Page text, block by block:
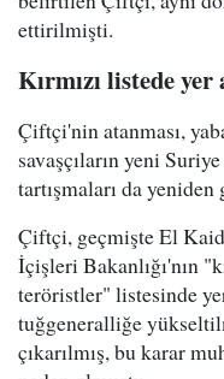
ettirilmişti.
Kırmızı listede yer
Çiftçi'nin atanması,
savaşçıların yeni
tartışmaları da
Çiftçi, geçmişte El
İçişleri Bakanlığı'nın
teröristler" listesinde
tuğgeneralliğe
çıkarılmış, bu karar